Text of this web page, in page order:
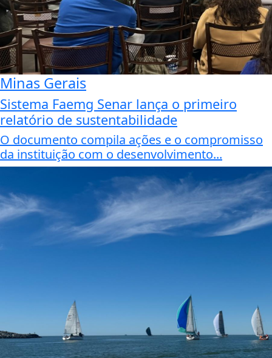
Minas Gerais
Sistema Faemg Senar lança o primeiro
relatório de sustentabilidade
O documento compila ações e o compromisso
da instituição com o desenvolvimento...